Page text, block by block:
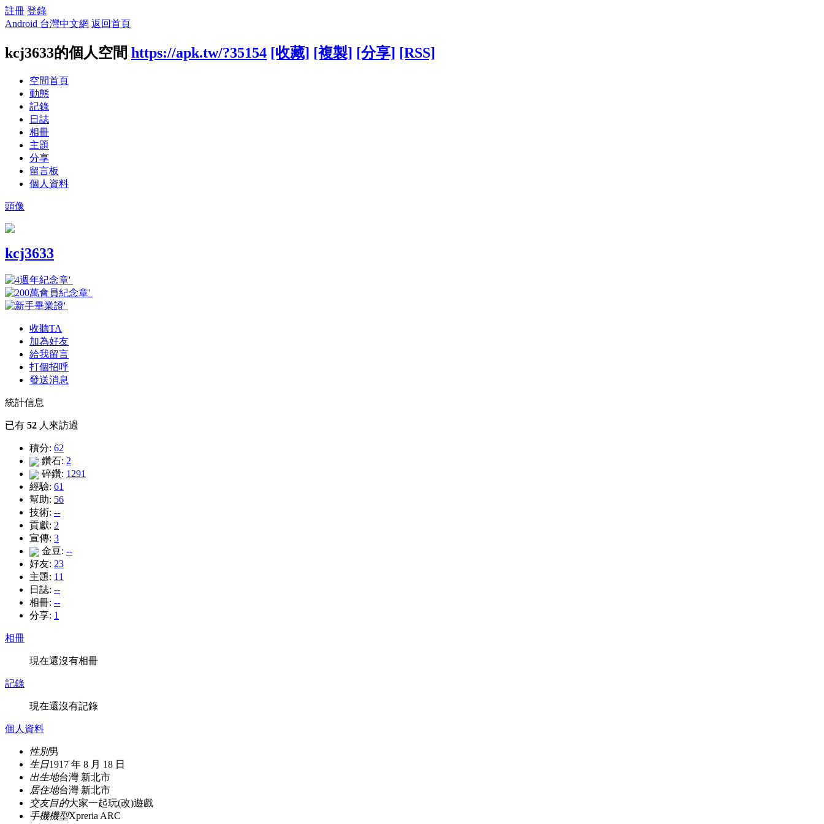
註冊 登錄
Android 台灣中文網 返回首頁
kcj3633的個人空間 https://apk.tw/?35154 [收藏] [複製] [分享] [RSS]
空間首頁
動態
記錄
日誌
相冊
主題
分享
留言板
個人資料
頭像
kcj3633
收聽TA
加為好友
給我留言
打個招呼
發送消息
統計信息
已有 52 人來訪過
積分: 62
鑽石: 2
碎鑽: 1291
經驗: 61
幫助: 56
技術: --
貢獻: 2
宣傳: 3
金豆: --
好友: 23
主題: 11
日誌: --
相冊: --
分享: 1
相冊
現在還沒有相冊
記錄
現在還沒有記錄
個人資料
性別男
生日1917 年 8 月 18 日
出生地台灣 新北市
居住地台灣 新北市
交友目的大家一起玩(改)遊戲
手機機型Xpreria ARC